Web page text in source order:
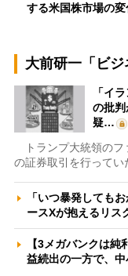
する米国株市場の
大前研一「ビ
「イ
の批
疑…
トランプ大統領のフ
の証券取引を行ってい
「いつ暴発しても
ースXが抱えるリ
【3メガバンクは
益続出の一方で、